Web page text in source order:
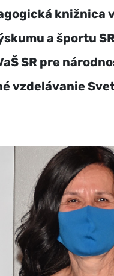
knižnica
a športu
SR pre
vzdelávanie